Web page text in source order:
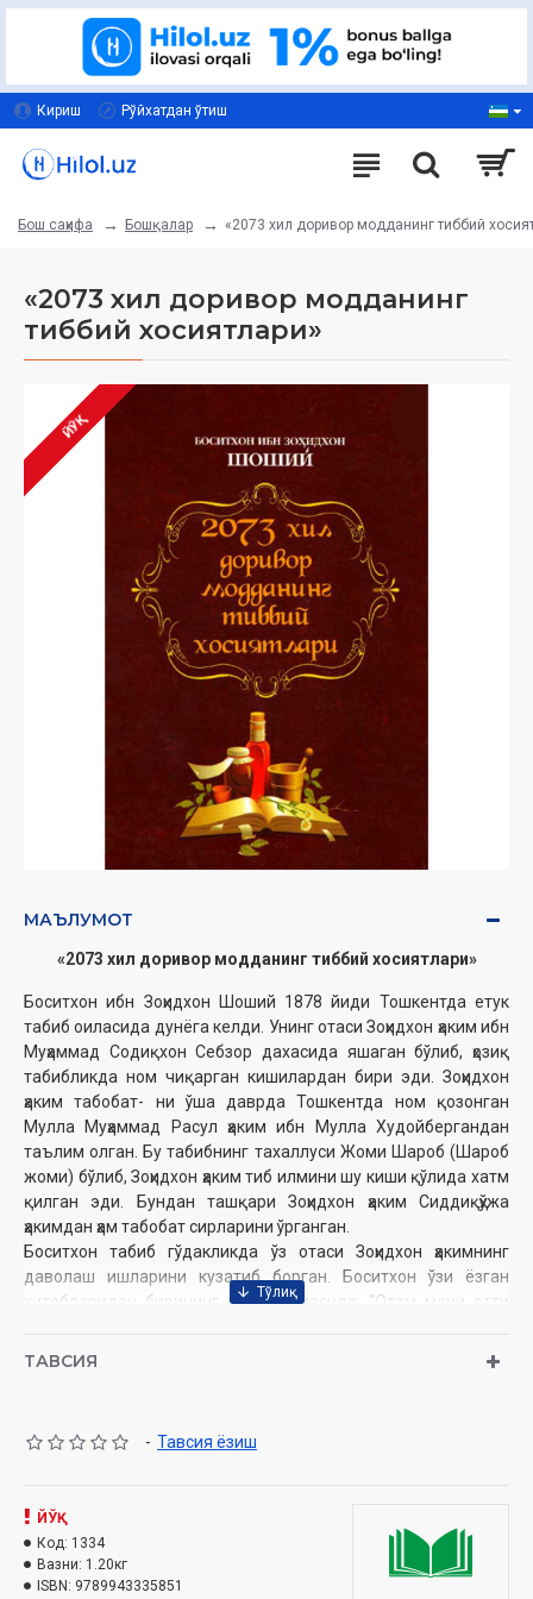
Кириш Рўйхатдан ўтиш
Бош саҳифа Бошқалар «2073 хил доривор модданинг тиббий
«2073 хил доривор модданинг
тиббий хосиятлари»
ЙЎҚ
МАЪЛУМОТ
«2073 хил доривор модданинг тиббий хосиятлари»
Боситхон ибн Зоҳидхон Шоший 1878 йиди Тошкентда етук
табиб оиласида дунёга келди. Унинг отаси Зоҳидхон ҳаким ибн
Муҳаммад Содиқхон Себзор дахасида яшаган бўлиб, ҳозиқ
табибликда ном чиқарган кишилардан бири эди. Зоҳидхон
ҳаким табобат- ни ўша даврда Тошкентда ном қозонган
Мулла Муҳаммад Расул ҳаким ибн Мулла Худойбергандан
таълим олган. Бу табибнинг тахаллуси Жоми Шароб (Шароб
жоми) бўлиб, Зоҳидхон ҳаким тиб илмини шу киши қўлида хатм
қилган эди. Бундан ташқари Зоҳидхон ҳаким Сиддиқҳўжа
ҳакимдан ҳам табобат сирларини ўрганган.
Боситхон табиб гўдакликда ўз отаси Зоҳидхон ҳакимнинг
даволаш ишларини кузатиб борган. Боситхон ўзи ёзган
китобларидан бирининг муқаддимасида: "Отам мени етти
билан тарбия қилган эдилар" деб ёзган эди. Зоҳидхон ҳаким
Нашриёт:
Сана: 2014 йил
Ҳажми:652 бет
ISBN: 978-9943-335-85-1
ТАВСИЯ
- Тавсия ёзиш
ЙЎҚ
Код: 1334
Вазни: 1.20кг
ISBN: 9789943335851